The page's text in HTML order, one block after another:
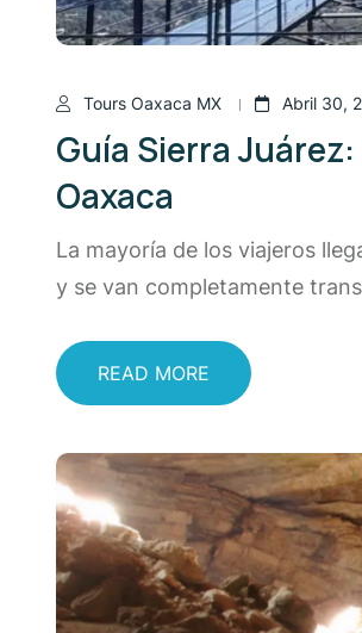
Tours Oaxaca MX Abril 30,
Guía Sierra
Oaxaca
La mayoría de los viajeros
y se van completamente
READ MORE